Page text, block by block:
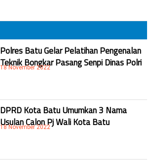
Polres Batu Gelar Pelatihan Pengenalan
Teknik Bongkar Pasang Senpi Dinas Polri
18 November 2022
DPRD Kota Batu Umumkan 3 Nama
Usulan Calon Pj Wali Kota Batu
18 November 2022